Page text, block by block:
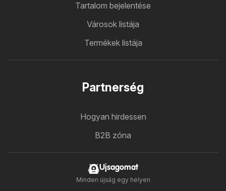
Tartalom bejelentése
Városok listája
Termékek listája
Partnerség
Hogyan hirdessen
B2B zóna
Ujsagomat
Minden újság egy helyen